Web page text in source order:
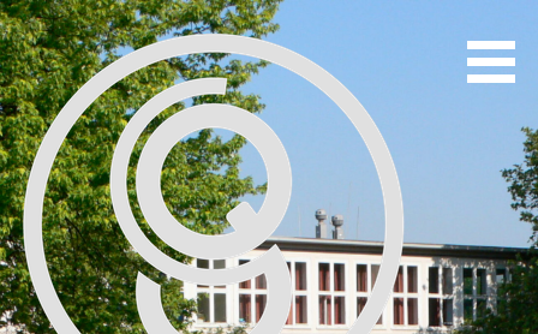
Zum
Inhalt
springen